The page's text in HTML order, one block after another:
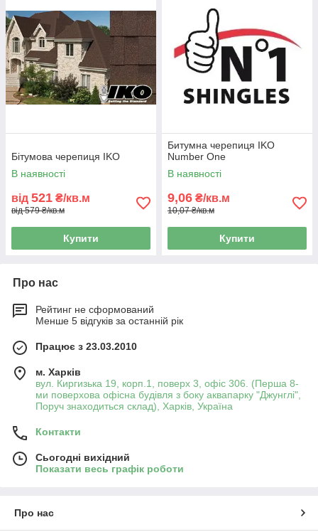
Бітумова черепиця IKO
В наявності
від 521 ₴/кв.м
від 579 ₴/кв.м
Купити
Битумна черепиця IKO
Number One
В наявності
9,06 ₴/кв.м
10,07 ₴/кв.м
Купити
Про нас
Рейтинг не сформований
Менше 5 відгуків за останній рік
Працює з 23.03.2010
м. Харків
вул. Киргизька 19, корп.1, поверх 3, офіс 306. (Перша 8-
ми поверхова офісна будівля з боку аквапарку "Джунглі",
Поруч знаходиться склад), Харків, Україна
Контакти
Сьогодні вихідний
Показати весь графік роботи
Про нас